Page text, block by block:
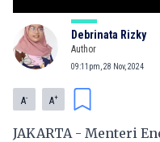
Debrinata Rizky
Author
09:11pm, 28 Nov, 2024
A- A+
JAKARTA - Menteri